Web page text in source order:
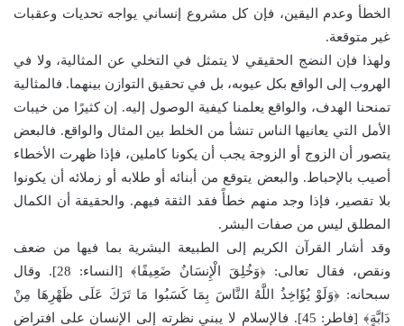
الخطأ وعدم اليقين، فإن كل مشروع إنساني يواجه تحديات وعقبات
غير متوقعة.
ولهذا فإن النضج الحقيقي لا يتمثل في التخلي عن المثالية، ولا في
الهروب إلى الواقع بكل عيوبه، بل في تحقيق التوازن بينهما. فالمثالية
تمنحنا الهدف، والواقع يعلمنا كيفية الوصول إليه. إن كثيرًا من خيبات
الأمل التي يعانيها الناس تنشأ من الخلط بين المثال والواقع. فالبعض
يتصور أن الزوج أو الزوجة يجب أن يكونا كاملين، فإذا ظهرت الأخطاء
أصيب بالإحباط. والبعض يتوقع من أبنائه أو طلابه أو زملائه أن يكونوا
بلا تقصير، فإذا وجد منهم خطأً فقد الثقة فيهم. والحقيقة أن الكمال
المطلق ليس من صفات البشر.
وقد أشار القرآن الكريم إلى الطبيعة البشرية بما فيها من ضعف
ونقص، فقال تعالى: ﴿وَخُلِقَ الْإِنسَانُ ضَعِيفًا﴾ [النساء: 28]. وقال
سبحانه: ﴿وَلَوْ يُؤَاخِذُ اللَّهُ النَّاسَ بِمَا كَسَبُوا مَا تَرَكَ عَلَى ظَهْرِهَا مِنْ
دَابَّةٍ﴾ [فاطر: 45]. فالإسلام لا يبني نظرته إلى الإنسان على افتراض